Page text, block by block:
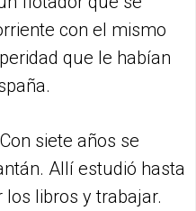
con el mismo
que le habían
siete años se
Allí estudió hasta
libros y trabajar.